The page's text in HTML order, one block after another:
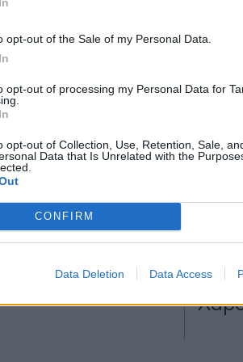
opt-out of the Sale of my Personal Data.
opt-out of processing my Personal Data for
opt-out of Collection, Use, Retention, Sale,
Data that Is Unrelated with the
CONFIRM
Data Deletion Data Access
27.09.2024 22:15
NEWSROOM
- Ραμόνα
Παντρεύονται
όλη
Αποδέχομαι τουςόρους